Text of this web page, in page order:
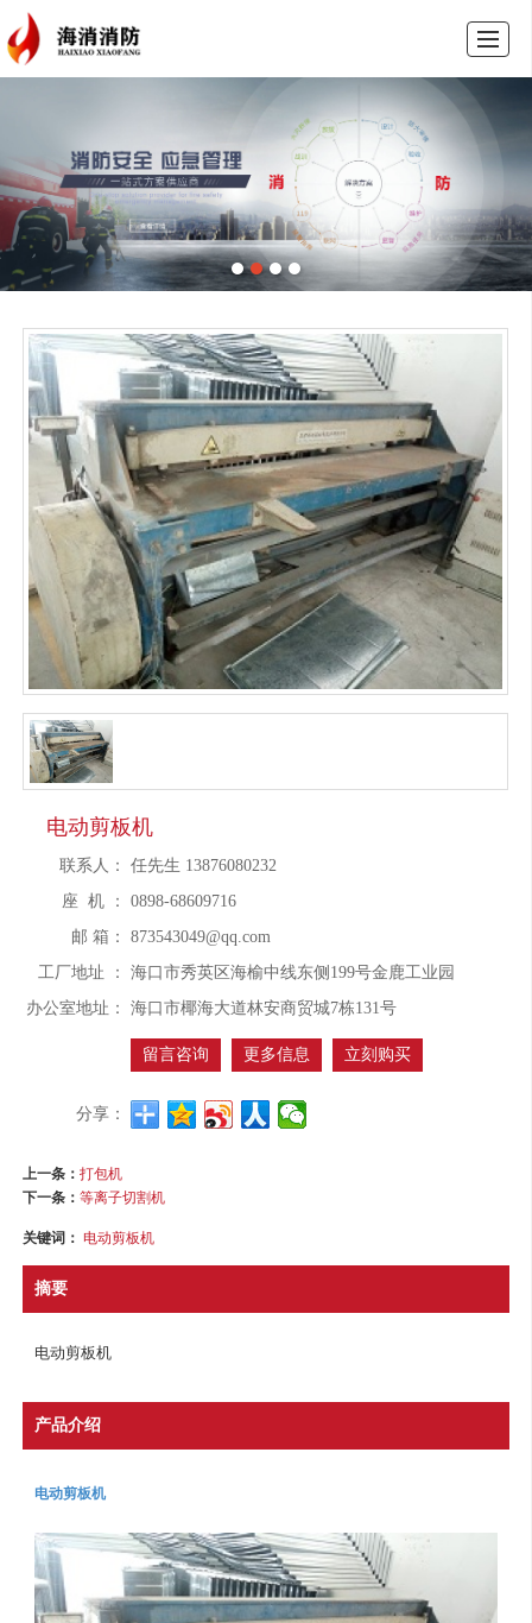
留言反馈 联系我们
电动剪板机
联系人：
任先生 13876080232
座 机 ：
0898-68609716
邮 箱：
873543049@qq.com
工厂地址 ：
海口市秀英区海榆中线东侧199号金鹿工业园
办公室地址：
海口市椰海大道林安商贸城7栋131号
留言咨询 更多信息 立刻购买
分享：
上一条：打包机
下一条：等离子切割机
关键词：电动剪板机
摘要
电动剪板机
产品介绍
电动剪板机